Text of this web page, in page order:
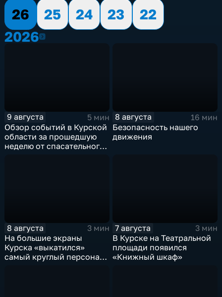
26
25 24 23
22
20262026
9 августа
5 мин
Обзор событий в Курской
области за прошедшую
неделю от спасательного
8 августа
16 мин
Безопасность нашего
движения
8 августа
3 мин
На большие экраны
Курска «выкатился»
самый круглый персонаж
7 августа
3 мин
В Курске на Театральной
площади появился
«Книжный шкаф»